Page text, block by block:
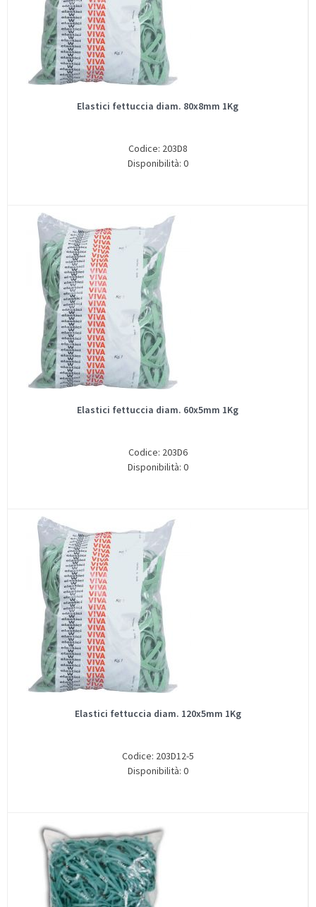
Elastici fettuccia diam. 80x8mm 1Kg
Codice: 203D8
Disponibilità: 0
Elastici fettuccia diam. 60x5mm 1Kg
Codice: 203D6
Disponibilità: 0
Elastici fettuccia diam. 120x5mm 1Kg
Codice: 203D12-5
Disponibilità: 0